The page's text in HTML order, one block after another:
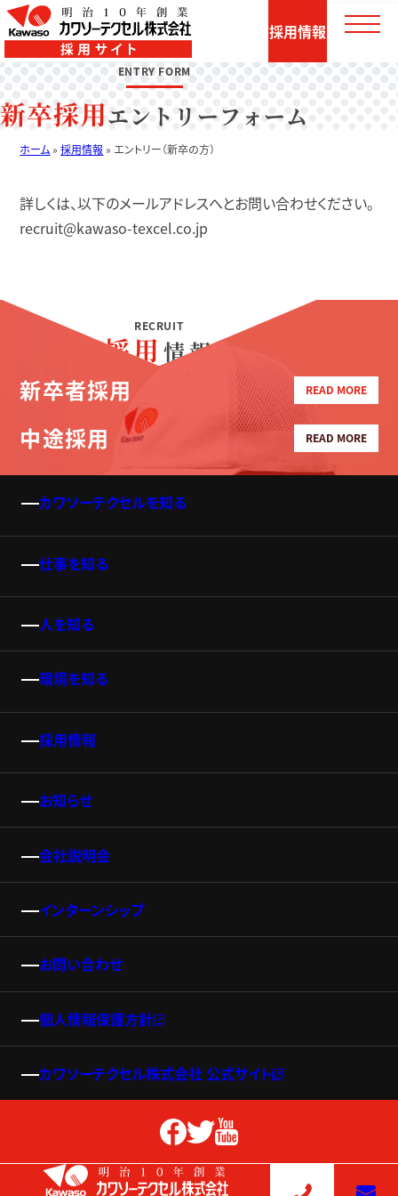
採用情報
ENTRY FORM
新卒採用エントリーフォーム
ホーム »採用情報 » エントリー（新卒の方）
詳しくは、以下のメールアドレスへとお問い合わせください。
recruit@kawaso-texcel.co.jp
RECRUIT
採用情報
新卒者採用 READ MORE
中途採用 READ MORE
カワソーテクセルを知る
仕事を知る
人を知る
環境を知る
採用情報
お知らせ
会社説明会
インターンシップ
お問い合わせ
個人情報保護方針
カワソーテクセル株式会社 公式サイト